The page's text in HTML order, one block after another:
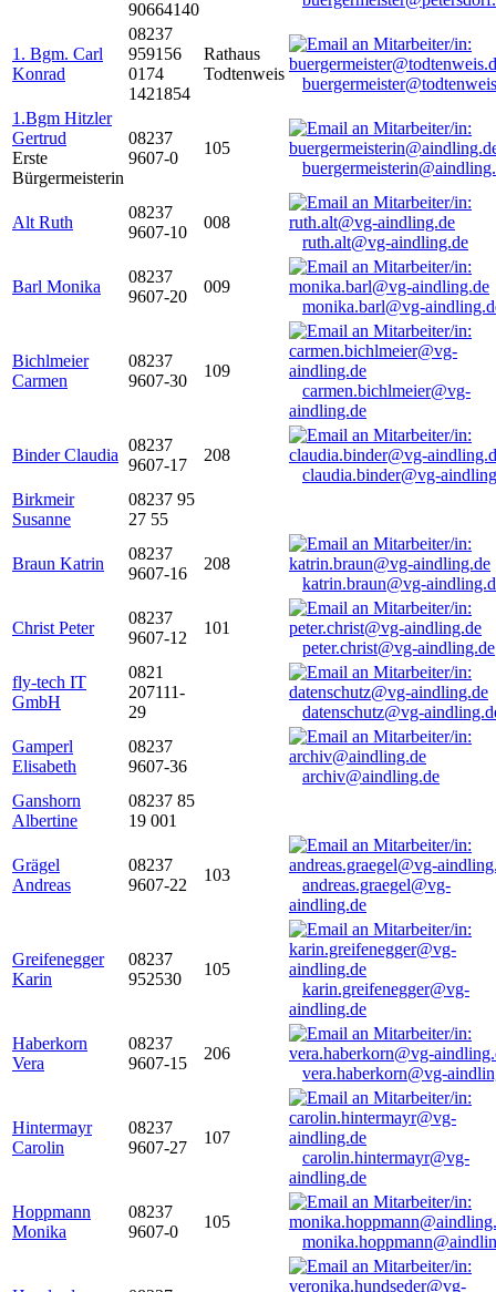
90664140
1. Bgm. Carl
Konrad
08237
959156
0174
1421854
Rathaus
Todtenweis
1.Bgm Hitzler
Gertrud
Erste
Bürgermeisterin
08237
9607-0
105
Alt Ruth
08237
9607-10
008
ruth.alt@vg-aindling.de
Barl Monika
08237
9607-20
009
monika.barl@vg-
Bichlmeier
Carmen
08237
9607-30
109
carmen.bichlmeier@vg-
aindling.de
Binder Claudia
08237
9607-17
208
claudia.binder@vg-
Birkmeir
Susanne
08237 95
27 55
Braun Katrin
08237
9607-16
208
katrin.braun@vg-
Christ Peter
08237
9607-12
101
peter.christ@vg-aindling.de
fly-tech IT
GmbH
0821
207111-
29
datenschutz@vg-
Gamperl
Elisabeth
08237
9607-36
archiv@aindling.de
Ganshorn
Albertine
08237 85
19 001
Grägel
Andreas
08237
9607-22
103
andreas.graegel@vg-
aindling.de
Greifenegger
Karin
08237
952530
105
karin.greifenegger@vg-
aindling.de
Haberkorn
Vera
08237
9607-15
206
vera.haberkorn@vg-
Hintermayr
Carolin
08237
9607-27
107
carolin.hintermayr@vg-
aindling.de
Hoppmann
Monika
08237
9607-0
105